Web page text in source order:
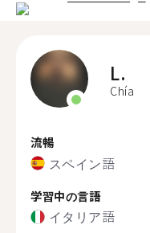
L.
Chía
流暢
スペイン語
学習中の言語
イタリア語